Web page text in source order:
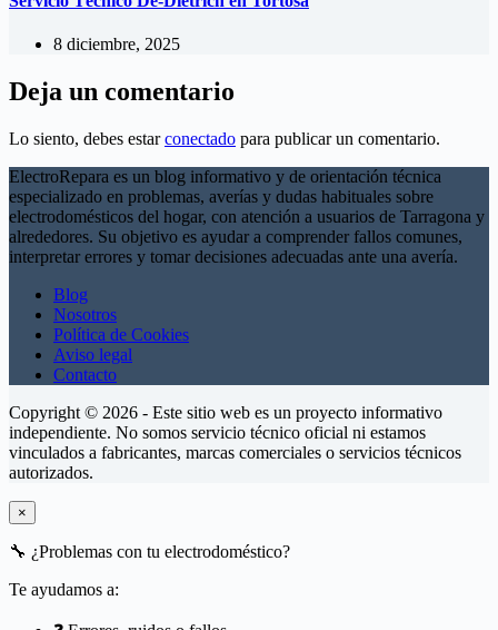
8 diciembre, 2025
Deja un comentario
Lo siento, debes estarconectado para publicar un comentario.
ElectroRepara es un blog informativo y de orientación técnica
especializado en problemas, averías y dudas habituales sobre
electrodomésticos del hogar, con atención a usuarios de Tarragona y
alrededores. Su objetivo es ayudar a comprender fallos comunes,
interpretar errores y tomar decisiones adecuadas ante una avería.
Blog
Nosotros
Política de Cookies
Aviso legal
Contacto
Copyright © 2026 - Este sitio web es un proyecto informativo
independiente. No somos servicio técnico oficial ni estamos
vinculados a fabricantes, marcas comerciales o servicios técnicos
autorizados.
×
🔧 ¿Problemas con tu electrodoméstico?
Te ayudamos a: